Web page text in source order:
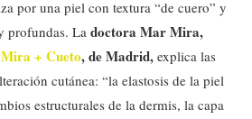
por una piel con textura “de cuero” y
profundas. La doctora Mar Mira,
+ Cueto, de Madrid, explica las
cutánea: “la elastosis de la piel
estructurales de la dermis, la capa